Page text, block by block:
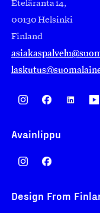
Eteläranta 14,
00130 Helsinki
Finland
Avainlippu
Design From